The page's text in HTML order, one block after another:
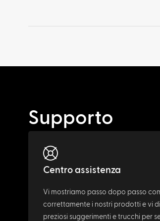
Supporto
Centro assistenza
Vi mostriamo passo dopo passo
correttamente i nostri prodotti e vi
preziosi suggerimenti e trucchi per